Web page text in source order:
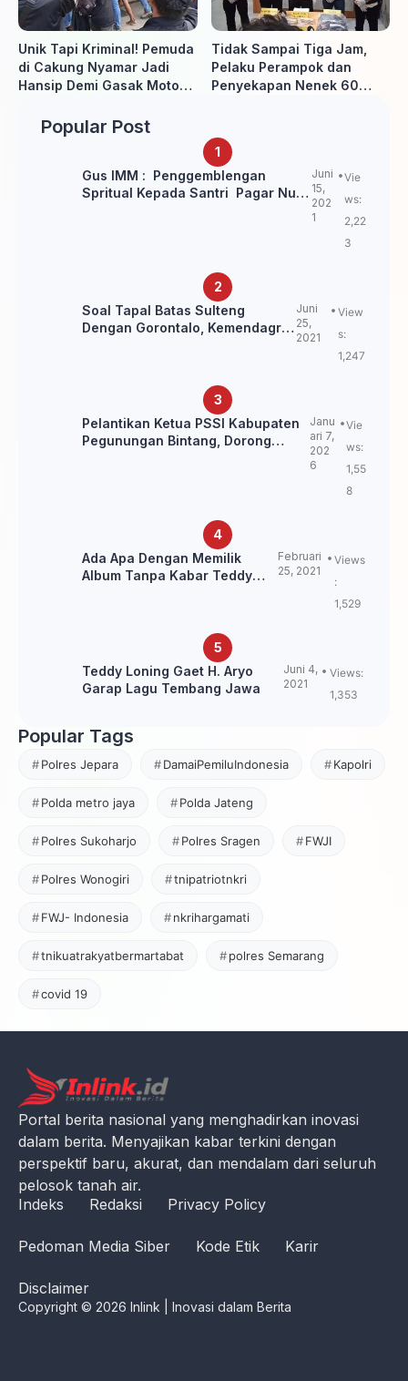
Unik Tapi Kriminal! Pemuda
di Cakung Nyamar Jadi
Hansip Demi Gasak Motor
Tidak Sampai Tiga Jam,
Pelaku Perampok dan
Penyekapan Nenek 60
Popular Post
Gus IMM : Penggemblengan
Spritual Kepada Santri Pagar Nusa
Juni
15,
202
1
Vie
ws:
2,22
3
Soal Tapal Batas Sulteng
Dengan Gorontalo, Kemendagri:
Juni
25,
2021
View
s:
1,247
Pelantikan Ketua PSSI Kabupaten
Pegunungan Bintang, Dorong
Janu
ari 7,
202
6
Vie
ws:
1,55
8
Ada Apa Dengan Memilik
Album Tanpa Kabar Teddy
Februari
25, 2021
Views
:
1,529
Teddy Loning Gaet H. Aryo
Garap Lagu Tembang Jawa
Juni 4,
2021
Views:
1,353
Popular Tags
Polres Jepara DamaiPemiluIndonesia Kapolri
Polda metro jaya Polda Jateng
Polres Sukoharjo Polres Sragen FWJI
Polres Wonogiri tnipatriotnkri
FWJ- Indonesia nkrihargamati
tnikuatrakyatbermartabat polres Semarang
covid 19
Portal berita nasional yang menghadirkan inovasi
dalam berita. Menyajikan kabar terkini dengan
perspektif baru, akurat, dan mendalam dari seluruh
pelosok tanah air.
Indeks
Redaksi Privacy Policy
Pedoman Media Siber Kode Etik Karir
Disclaimer
Copyright © 2026 Inlink | Inovasi dalam Berita